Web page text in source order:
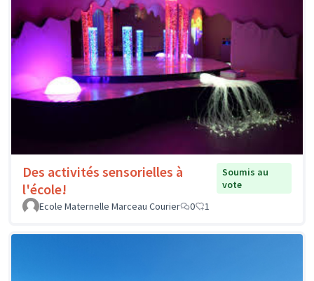
Des activités sensorielles à
l'école!
Soumis au
vote
Ecole Maternelle Marceau Courier
0 1